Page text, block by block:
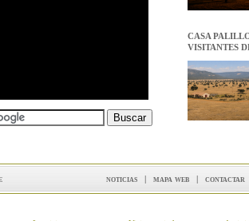
CASA
VISITANTES
noticias | mapa web | contactar